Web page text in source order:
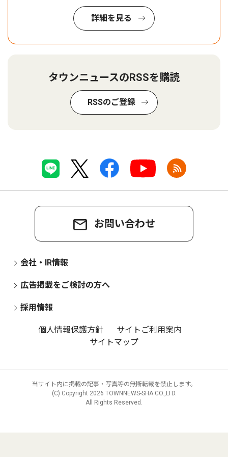
詳細を見る
タウンニュースのRSSを購読
RSSのご登録
お問い合わせ
会社・IR情報
広告掲載をご検討の方へ
採用情報
個人情報保護方針
サイトご利用案内
サイトマップ
当サイト内に掲載の記事・写真等の無断転載を禁止します。
(C) Copyright 2026 TOWNNEWS-SHA CO.,LTD.
All Rights Reserved.